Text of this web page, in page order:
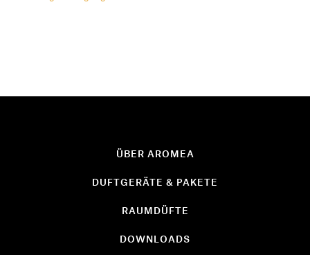
ÜBER AROMEA
DUFTGERÄTE & PAKETE
RAUMDÜFTE
DOWNLOADS